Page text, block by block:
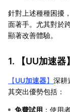
針對上述種種困擾
面著手。尤其對於
顯著改善體驗。
1. 【UU加速器
【UU加速器】 深耕
其突出優勢包括：
免費試用 ：使用